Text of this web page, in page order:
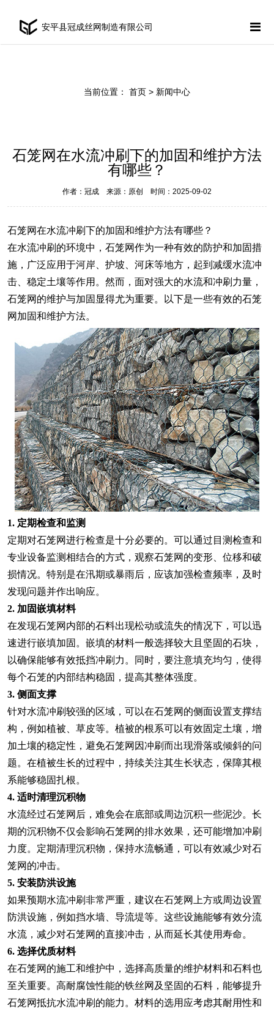
安平县冠成丝网制造有限公司
当前位置： 首页 > 新闻中心
石笼网在水流冲刷下的加固和维护方法
有哪些？
作者：冠成 来源：原创 时间：2025-09-02
石笼网在水流冲刷下的加固和维护方法有哪些？
在水流冲刷的环境中，石笼网作为一种有效的防护和加固措
施，广泛应用于河岸、护坡、河床等地方，起到减缓水流冲
击、稳定土壤等作用。然而，面对强大的水流和冲刷力量，
石笼网的维护与加固显得尤为重要。以下是一些有效的石笼
网加固和维护方法。
1. 定期检查和监测
定期对石笼网进行检查是十分必要的。可以通过目测检查和
专业设备监测相结合的方式，观察石笼网的变形、位移和破
损情况。特别是在汛期或暴雨后，应该加强检查频率，及时
发现问题并作出响应。
2. 加固嵌填材料
在发现石笼网内部的石料出现松动或流失的情况下，可以迅
速进行嵌填加固。嵌填的材料一般选择较大且坚固的石块，
以确保能够有效抵挡冲刷力。同时，要注意填充均匀，使得
每个石笼的内部结构稳固，提高其整体强度。
3. 侧面支撑
针对水流冲刷较强的区域，可以在石笼网的侧面设置支撑结
构，例如植被、草皮等。植被的根系可以有效固定土壤，增
加土壤的稳定性，避免石笼网因冲刷而出现滑落或倾斜的问
题。在植被生长的过程中，持续关注其生长状态，保障其根
系能够稳固扎根。
4. 适时清理沉积物
水流经过石笼网后，难免会在底部或周边沉积一些泥沙。长
期的沉积物不仅会影响石笼网的排水效果，还可能增加冲刷
力度。定期清理沉积物，保持水流畅通，可以有效减少对石
笼网的冲击。
5. 安装防洪设施
如果预期水流冲刷非常严重，建议在石笼网上方或周边设置
防洪设施，例如挡水墙、导流堤等。这些设施能够有效分流
水流，减少对石笼网的直接冲击，从而延长其使用寿命。
6. 选择优质材料
在石笼网的施工和维护中，选择高质量的维护材料和石料也
至关重要。高耐腐蚀性能的铁丝网及坚固的石料，能够提升
石笼网抵抗水流冲刷的能力。材料的选用应考虑其耐用性和